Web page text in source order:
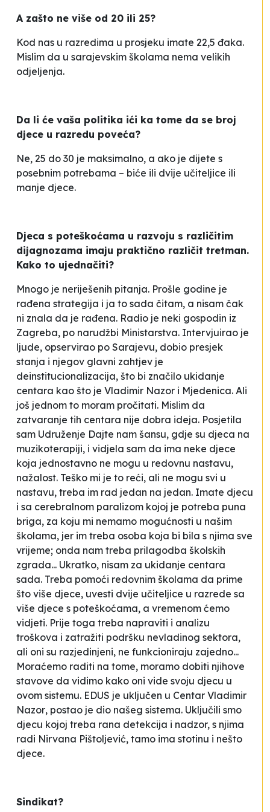
A zašto ne više od 20 ili 25?
Kod nas u razredima u prosjeku imate 22,5 đaka.
Mislim da u sarajevskim školama nema velikih
odjeljenja.
Da li će vaša politika ići ka tome da se broj
djece u razredu poveća?
Ne, 25 do 30 je maksimalno, a ako je dijete s
posebnim potrebama – biće ili dvije učiteljice ili
manje djece.
Djeca s poteškoćama u razvoju s različitim
dijagnozama imaju praktično različit tretman.
Kako to ujednačiti?
Mnogo je neriješenih pitanja. Prošle godine je
rađena strategija i ja to sada čitam, a nisam čak
ni znala da je rađena. Radio je neki gospodin iz
Zagreba, po narudžbi Ministarstva. Intervjuirao je
ljude, opservirao po Sarajevu, dobio presjek
stanja i njegov glavni zahtjev je
deinstitucionalizacija, što bi značilo ukidanje
centara kao što je Vladimir Nazor i Mjedenica. Ali
još jednom to moram pročitati. Mislim da
zatvaranje tih centara nije dobra ideja. Posjetila
sam Udruženje Dajte nam šansu, gdje su djeca na
muzikoterapiji, i vidjela sam da ima neke djece
koja jednostavno ne mogu u redovnu nastavu,
nažalost. Teško mi je to reći, ali ne mogu svi u
nastavu, treba im rad jedan na jedan. Imate djecu
i sa cerebralnom paralizom kojoj je potreba puna
briga, za koju mi nemamo mogućnosti u našim
školama, jer im treba osoba koja bi bila s njima sve
vrijeme; onda nam treba prilagodba školskih
zgrada... Ukratko, nisam za ukidanje centara
sada. Treba pomoći redovnim školama da prime
što više djece, uvesti dvije učiteljice u razrede sa
više djece s poteškoćama, a vremenom ćemo
vidjeti. Prije toga treba napraviti i analizu
troškova i zatražiti podršku nevladinog sektora,
ali oni su razjedinjeni, ne funkcioniraju zajedno...
Moraćemo raditi na tome, moramo dobiti njihove
stavove da vidimo kako oni vide svoju djecu u
ovom sistemu. EDUS je uključen u Centar Vladimir
Nazor, postao je dio našeg sistema. Uključili smo
djecu kojoj treba rana detekcija i nadzor, s njima
radi Nirvana Pištoljević, tamo ima stotinu i nešto
djece.
Sindikat?